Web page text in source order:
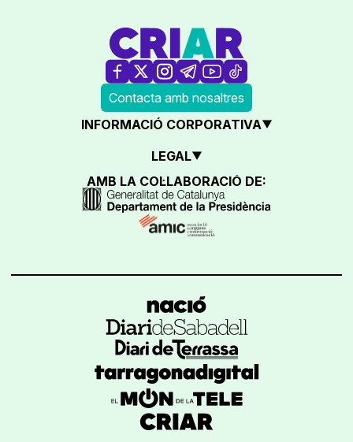
Contacta amb nosaltres
INFORMACIÓ CORPORATIVA
LEGAL
AMB LA COL·LABORACIÓ DE: